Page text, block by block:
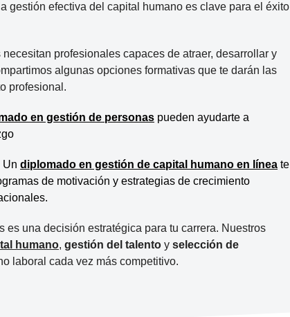
gestión efectiva del capital humano es clave para el éxito
profesionales capaces de atraer, desarrollar y
algunas opciones formativas que te darán las
profesional.
en gestión de personas pueden ayudarte a
Un diplomado en gestión de capital humano en línea te
de motivación y estrategias de crecimiento
una decisión estratégica para tu carrera. Nuestros
humano, gestión del talento y selección de
laboral cada vez más competitivo.